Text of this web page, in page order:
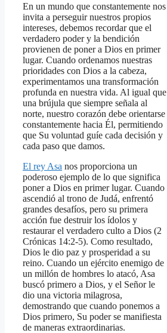
En un mundo que constantemente nos
invita a perseguir nuestros propios
intereses, debemos recordar que el
verdadero poder y la bendición
provienen de poner a Dios en primer
lugar. Cuando ordenamos nuestras
prioridades con Dios a la cabeza,
experimentamos una transformación
profunda en nuestra vida. Al igual que
una brújula que siempre señala al
norte, nuestro corazón debe orientarse
constantemente hacia Él, permitiendo
que Su voluntad guíe cada decisión y
cada paso que damos.
El rey Asa nos proporciona un
poderoso ejemplo de lo que significa
poner a Dios en primer lugar. Cuando
ascendió al trono de Judá, enfrentó
grandes desafíos, pero su primera
acción fue destruir los ídolos y
restaurar el verdadero culto a Dios (2
Crónicas 14:2-5). Como resultado,
Dios le dio paz y prosperidad a su
reino. Cuando un ejército enemigo de
un millón de hombres lo atacó, Asa
buscó primero a Dios, y el Señor le
dio una victoria milagrosa,
demostrando que cuando ponemos a
Dios primero, Su poder se manifiesta
de maneras extraordinarias.